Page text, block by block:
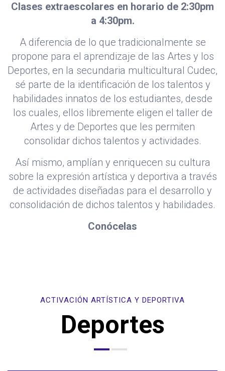
Clases extraescolares en horario de 2:30pm
a 4:30pm.
A diferencia de lo que tradicionalmente se
propone para el aprendizaje de las Artes y los
Deportes, en la secundaria multicultural Cudec,
sé parte de la identificación de los talentos y
habilidades innatos de los estudiantes, desde
los cuales, ellos libremente eligen el taller de
Artes y de Deportes que les permiten
consolidar dichos talentos y actividades.
Así mismo, amplían y enriquecen su cultura
sobre la expresión artística y deportiva a través
de actividades diseñadas para el desarrollo y
consolidación de dichos talentos y habilidades.
Conócelas
ACTIVACIÓN ARTÍSTICA Y DEPORTIVA
Deportes